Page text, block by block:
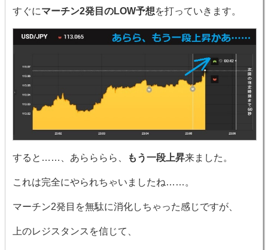
すぐにマーチン2発目のLOW予想を打っていきます。
すると……、あらららら、 もう一段上昇来ました。
これは完全にやられちゃいましたね……。
マーチン2発目を無駄に消化しちゃった感じですが、
上のレジスタンスを信じて、